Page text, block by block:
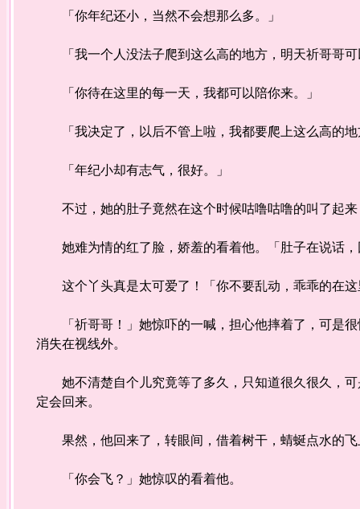
「你年纪还小，当然不会想那么多。」
「我一个人没法子爬到这么高的地方，明天祈哥哥可
「你待在这里的每一天，我都可以陪你来。」
「我决定了，以后不管上啦，我都要爬上这么高的地
「年纪小却有志气，很好。」
不过，她的肚子竟然在这个时候咕噜咕噜的叫了起来
她难为情的红了脸，娇羞的看着他。「肚子在说话，
这个丫头真是太可爱了！「你不要乱动，乖乖的在这
「祈哥哥！」她惊吓的一喊，担心他摔着了，可是很
消失在视线外。
她不清楚自个儿究竟等了多久，只知道很久很久，
定会回来。
果然，他回来了，转眼间，借着树干，蜻蜒点水的飞
「你会飞？」她惊叹的看着他。